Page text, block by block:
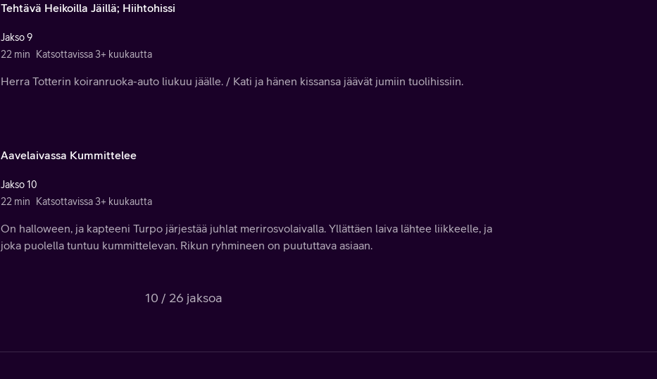
Tehtävä Heikoilla Jäillä; Hiihtohissi
Jakso 9
22 min
Katsottavissa 3+ kuukautta
Herra Totterin koiranruoka-auto liukuu jäälle. / Kati ja hänen kissansa jäävät jumiin tuolihissiin.
Aavelaivassa Kummittelee
Jakso 10
22 min
Katsottavissa 3+ kuukautta
On halloween, ja kapteeni Turpo järjestää juhlat merirosvolaivalla. Yllättäen laiva lähtee liikkeelle, ja
joka puolella tuntuu kummittelevan. Rikun ryhmineen on puututtava asiaan.
10 / 26 jaksoa